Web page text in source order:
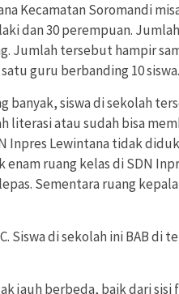
Kecamatan Soromandi
dan 30 perempuan.
Jumlah tersebut hampir
guru berbanding 10 siswa.
banyak, siswa di sekolah
literasi atau sudah bisa
Inpres Lewintana tidak
ruang kelas di SDN
Sementara ruang
Siswa di sekolah ini BAB di
jauh berbeda, baik dari sisi